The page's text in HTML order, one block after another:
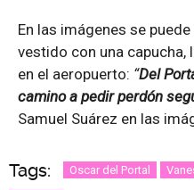
En las imágenes se
vestido con una capucha,
en el aeropuerto: “Del
camino a pedir perdón
Samuel Suárez en las
Tags: Oscar del Portal